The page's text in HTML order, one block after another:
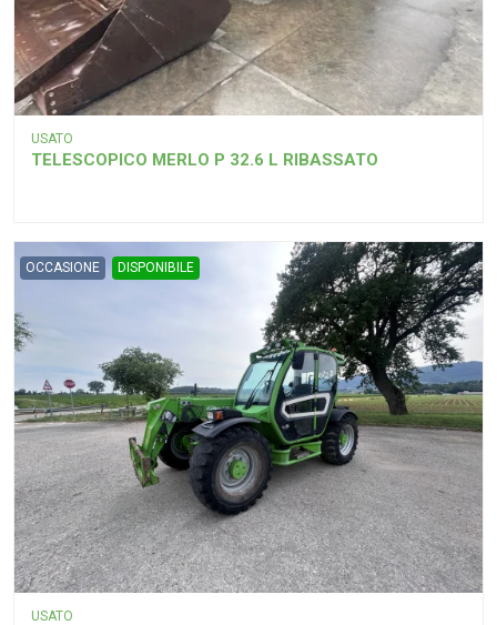
USATO
TELESCOPICO MERLO P 32.6 L RIBASSATO
OCCASIONE DISPONIBILE
USATO